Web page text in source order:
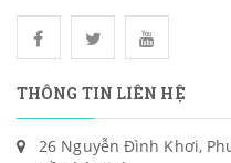
THÔNG TIN LIÊN HỆ
26 Nguyễn Đình Khơi,